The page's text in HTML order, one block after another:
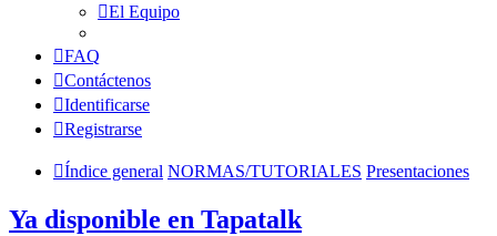
El Equipo
FAQ
Contáctenos
Identificarse
Registrarse
Índice general NORMAS/TUTORIALES Presentaciones
Ya disponible en Tapatalk